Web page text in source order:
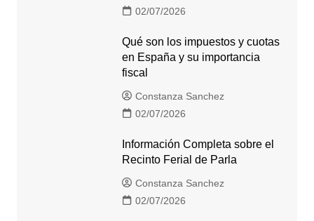
02/07/2026
Qué son los impuestos y cuotas
en España y su importancia
fiscal
Constanza Sanchez
02/07/2026
Información Completa sobre el
Recinto Ferial de Parla
Constanza Sanchez
02/07/2026